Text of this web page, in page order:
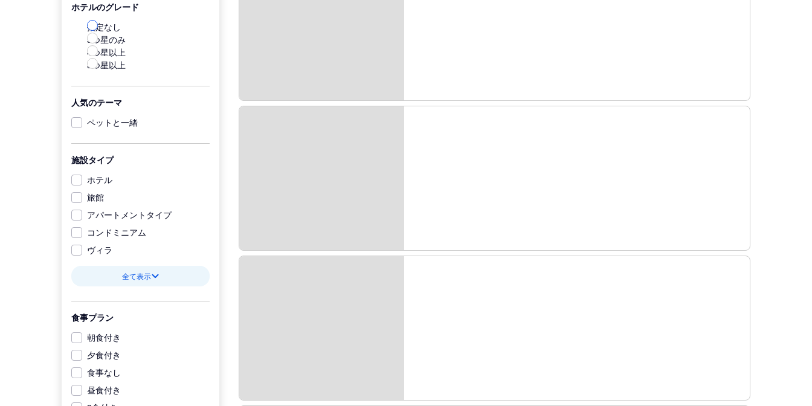
ホテルのグレード
指定なし
5つ星のみ
4つ星以上
3つ星以上
人気のテーマ
ペットと一緒
施設タイプ
ホテル
旅館
アパートメントタイプ
コンドミニアム
ヴィラ
全て表示
食事プラン
朝食付き
夕食付き
食事なし
昼食付き